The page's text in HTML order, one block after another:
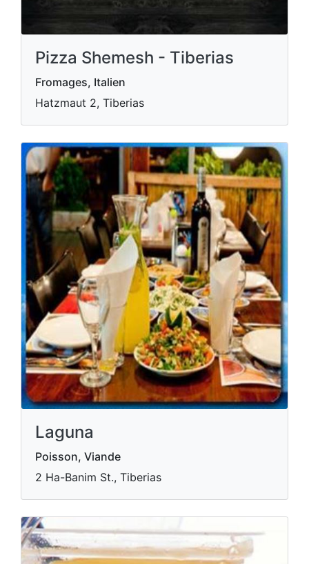
Pizza Shemesh - Tiberias
Fromages, Italien
Hatzmaut 2, Tiberias
Laguna
Poisson, Viande
2 Ha-Banim St., Tiberias